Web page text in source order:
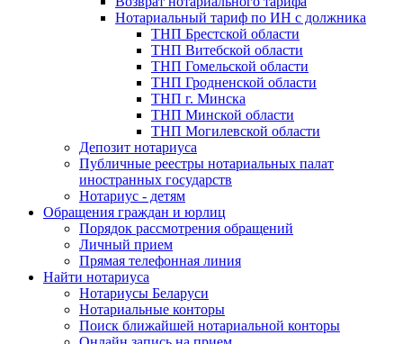
Нотариальный тариф по ИН с должника
ТНП Брестской области
ТНП Витебской области
ТНП Гомельской области
ТНП Гродненской области
ТНП г. Минска
ТНП Минской области
ТНП Могилевской области
Депозит нотариуса
Публичные реестры нотариальных палат
иностранных государств
Нотариус - детям
Обращения граждан и юрлиц
Порядок рассмотрения обращений
Личный прием
Прямая телефонная линия
Найти нотариуса
Нотариусы Беларуси
Нотариальные конторы
Поиск ближайшей нотариальной конторы